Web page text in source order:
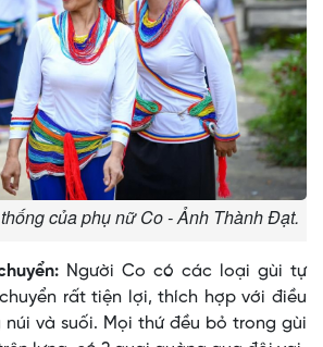
của phụ nữ Co - Ảnh Thành Đạt.
Người Co có các loại gùi tự
rất tiện lợi, thích hợp với điều
núi và suối. Mọi thứ đều bỏ trong gùi